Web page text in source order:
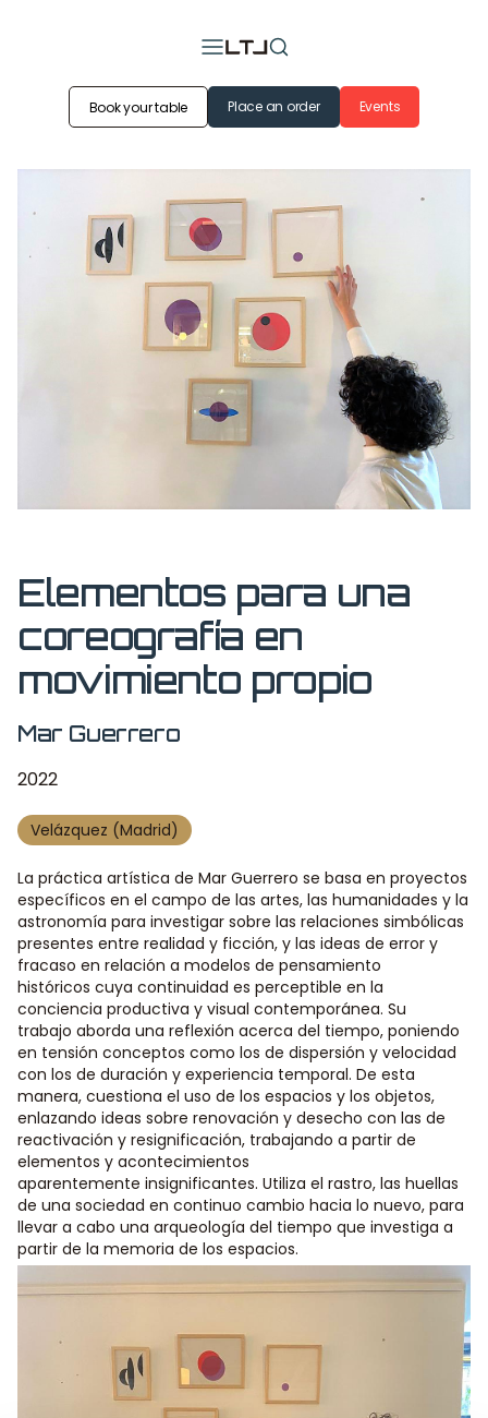
Book your table Place an order Events
Elementos para una
coreografía en
movimiento propio
Mar Guerrero
2022
Velázquez (Madrid)
La práctica artística de Mar Guerrero se basa en proyectos
específicos en el campo de las artes, las humanidades y la
astronomía para investigar sobre las relaciones simbólicas
presentes entre realidad y ficción, y las ideas de error y
fracaso en relación a modelos de pensamiento
históricos cuya continuidad es perceptible en la
conciencia productiva y visual contemporánea. Su
trabajo aborda una reflexión acerca del tiempo, poniendo
en tensión conceptos como los de dispersión y velocidad
con los de duración y experiencia temporal. De esta
manera, cuestiona el uso de los espacios y los objetos,
enlazando ideas sobre renovación y desecho con las de
reactivación y resignificación, trabajando a partir de
elementos y acontecimientos
aparentemente insignificantes. Utiliza el rastro, las huellas
de una sociedad en continuo cambio hacia lo nuevo, para
llevar a cabo una arqueología del tiempo que investiga a
partir de la memoria de los espacios.